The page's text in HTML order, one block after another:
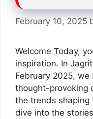
February 10, 2025
Welcome Today,
inspiration. In
February 2025,
thought-provoking
the trends shaping
dive into the